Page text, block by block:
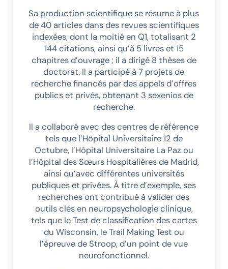
Sa production scientifique se résume à plus
de 40 articles dans des revues scientifiques
indexées, dont la moitié en Q1, totalisant 2
144 citations, ainsi qu’à 5 livres et 15
chapitres d’ouvrage ; il a dirigé 8 thèses de
doctorat. Il a participé à 7 projets de
recherche financés par des appels d’offres
publics et privés, obtenant 3 sexenios de
recherche.
Il a collaboré avec des centres de référence
tels que l’Hôpital Universitaire 12 de
Octubre, l’Hôpital Universitaire La Paz ou
l’Hôpital des Sœurs Hospitalières de Madrid,
ainsi qu’avec différentes universités
publiques et privées. À titre d’exemple, ses
recherches ont contribué à valider des
outils clés en neuropsychologie clinique,
tels que le Test de classification des cartes
du Wisconsin, le Trail Making Test ou
l’épreuve de Stroop, d’un point de vue
neurofonctionnel.